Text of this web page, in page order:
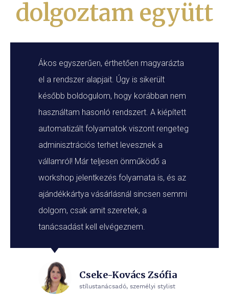
dolgoztam együtt
Ákos egyszerűen, érthetően magyarázta
el a rendszer alapjait. Úgy is sikerült
később boldogulom, hogy korábban nem
használtam hasonló rendszert. A kiépített
automatizált folyamatok viszont rengeteg
adminisztrációs terhet levesznek a
vállamról! Már teljesen önműködő a
workshop jelentkezés folyamata is, és az
ajándékkártya vásárlásnál sincsen semmi
dolgom, csak amit szeretek, a
tanácsadást kell elvégeznem.
Cseke-Kovács Zsófia
stílustanácsadó, személyi stylist